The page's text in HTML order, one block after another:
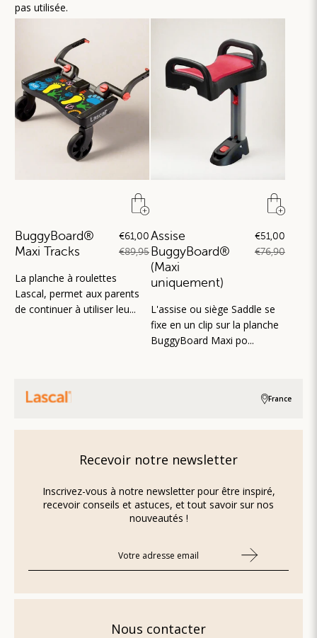
pas utilisée.
BuggyBoard®
Maxi Tracks
€61,00
€89,95
La planche à roulettes
Lascal, permet aux parents
de continuer à utiliser leu...
Assise
BuggyBoard®
(Maxi
uniquement)
€51,00
€76,90
L'assise ou siège Saddle se
fixe en un clip sur la planche
BuggyBoard Maxi po...
France
Recevoir notre newsletter
Inscrivez-vous à notre newsletter pour être inspiré,
recevoir conseils et astuces, et tout savoir sur nos
nouveautés !
Nous contacter